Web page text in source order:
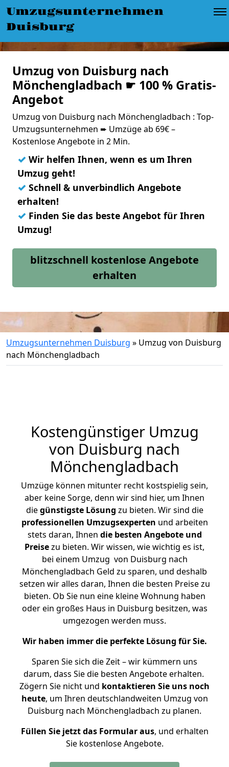
Umzugsunternehmen
Duisburg
Umzug von Duisburg nach
Mönchengladbach ☛ 100 % Gratis-
Angebot
Umzug von Duisburg nach Mönchengladbach : Top-
Umzugsunternehmen ➨ Umzüge ab 69€ –
Kostenlose Angebote in 2 Min.
✓ Wir helfen Ihnen, wenn es um Ihren
Umzug geht!
✓ Schnell & unverbindlich Angebote
erhalten!
✓ Finden Sie das beste Angebot für Ihren
Umzug!
blitzschnell kostenlose Angebote
erhalten
Umzugsunternehmen Duisburg » Umzug von Duisburg
nach Mönchengladbach
Kostengünstiger Umzug
von Duisburg nach
Mönchengladbach
Umzüge können mitunter recht kostspielig sein,
aber keine Sorge, denn wir sind hier, um Ihnen
diegünstigste Lösung zu bieten. Wir sind die
professionellen Umzugsexperten und arbeiten
stets daran, Ihnen die besten Angebote und
Preisezu bieten. Wir wissen, wie wichtig es ist,
bei einem Umzug von Duisburg nach
Mönchengladbach Geld zu sparen, und deshalb
setzen wir alles daran, Ihnen die besten Preise zu
bieten. Ob Sie nun eine kleine Wohnung haben
oder ein großes Haus in Duisburg besitzen, was
umgezogen werden muss.
Wir haben immer die perfekte Lösung für Sie.
Sparen Sie sich die Zeit – wir kümmern uns
darum, dass Sie die besten Angebote erhalten.
Zögern Sie nicht und kontaktieren Sie uns noch
heute, um Ihren deutschlandweiten Umzug von
Duisburg nach Mönchengladbach zu planen.
Füllen Sie jetzt das Formular aus, und erhalten
Sie kostenlose Angebote.